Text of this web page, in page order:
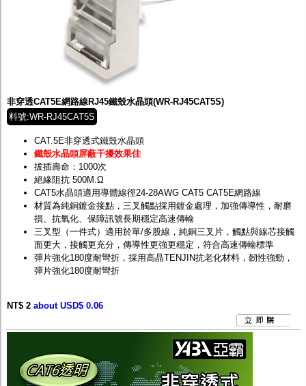
非穿透CAT5E網路線RJ45鐵殼水晶頭(WR-RJ45CAT5S)
料號:WR-RJ45CAT5S
CAT.5E非穿透式鐵殼水晶頭
鐵殼水晶頭屏蔽干擾效果佳
拔插壽命：1000次
絕緣阻抗 500M.Ω
CAT5水晶頭適用導體線徑24-28AWG CAT5 CAT5E網路線
材質為純銅鍍金接點，三叉觸點採用鍍金處理，加強傳導性，耐磨
損、抗氧化、保障訊號長期穩定高速傳輸
三叉型（一件式）適用於單/多股線，純銅三叉片，觸點與線芯接觸
面更大，接觸更充分，傳導性更強更穩定，符合高速傳輸標準
彈片強化180度耐彎折，採用高晶TENJIN抗老化材料，韌性強勁，
彈片強化180度耐彎折
NT$ 2 about USD$ 0.06